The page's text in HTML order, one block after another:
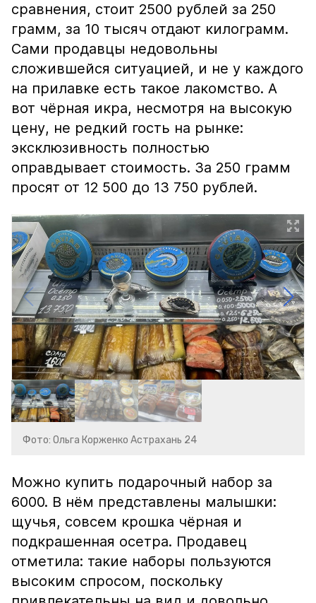
сравнения, стоит 2500 рублей за 250
грамм, за 10 тысяч отдают килограмм.
Сами продавцы недовольны
сложившейся ситуацией, и не у каждого
на прилавке есть такое лакомство. А
вот чёрная икра, несмотря на высокую
цену, не редкий гость на рынке:
эксклюзивность полностью
оправдывает стоимость. За 250 грамм
просят от 12 500 до 13 750 рублей.
Фото: Ольга Корженко Астрахань 24
Можно купить подарочный набор за
6000. В нём представлены малышки:
щучья, совсем крошка чёрная и
подкрашенная осетра. Продавец
отметила: такие наборы пользуются
высоким спросом, поскольку